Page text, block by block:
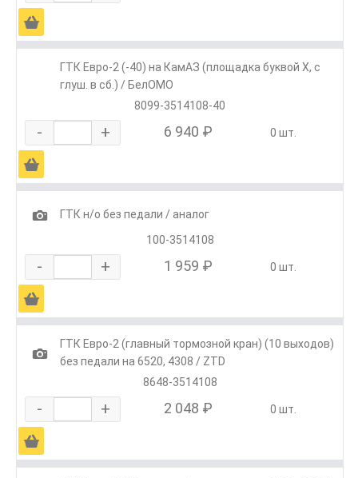
Ä
ГТК Евро-2 (-40) на КамАЗ (площадка буквой Х, с
глуш. в сб.) / БелОМО
8099-3514108-40
- + 6 940 ₽ 0 шт.
Ä
1
ГТК н/о без педали / аналог
100-3514108
- + 1 959 ₽ 0 шт.
Ä
1
ГТК Евро-2 (главный тормозной кран) (10 выходов)
без педали на 6520, 4308 / ZTD
8648-3514108
- + 2 048 ₽ 0 шт.
Ä